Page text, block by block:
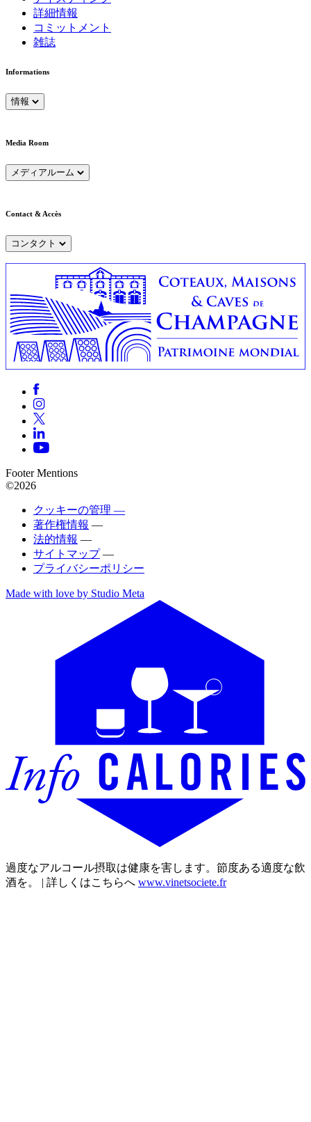
詳細情報
コミットメント
雑誌
Informations
情報
Media Room
メディアルーム
Contact & Accès
コンタクト
Footer Mentions
©2026
クッキーの管理 —
著作権情報 —
法的情報 —
サイトマップ —
プライバシーポリシー
Made with love by Studio Meta
過度なアルコール摂取は健康を害します。節度ある適度な飲
酒を。 | 詳しくはこちらへ www.vinetsociete.fr